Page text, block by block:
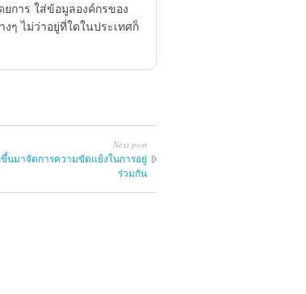
การ ใส่ข้อมูลองค์กรของ
ๆ ไม่ว่าอยู่ที่ใดในประเทศก็
Next post
นมาจัดการความขัดแย้งในการอยู่
ร่วมกัน